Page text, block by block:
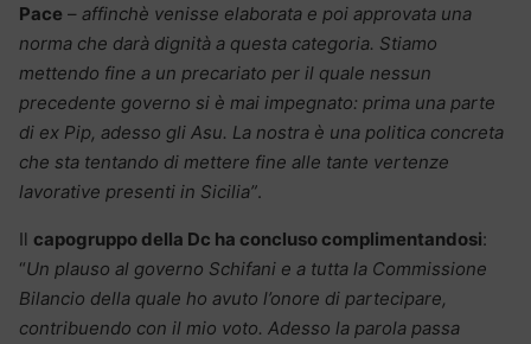
Pace – affinchè venisse elaborata e poi approvata una
norma che darà dignità a questa categoria. Stiamo
mettendo fine a un precariato per il quale nessun
precedente governo si è mai impegnato: prima una parte
di ex Pip, adesso gli Asu. La nostra è una politica concreta
che sta tentando di mettere fine alle tante vertenze
lavorative presenti in Sicilia”.
Il capogruppo della Dc ha concluso complimentandosi:
“Un plauso al governo Schifani e a tutta la Commissione
Bilancio della quale ho avuto l’onore di partecipare,
contribuendo con il mio voto. Adesso la parola passa